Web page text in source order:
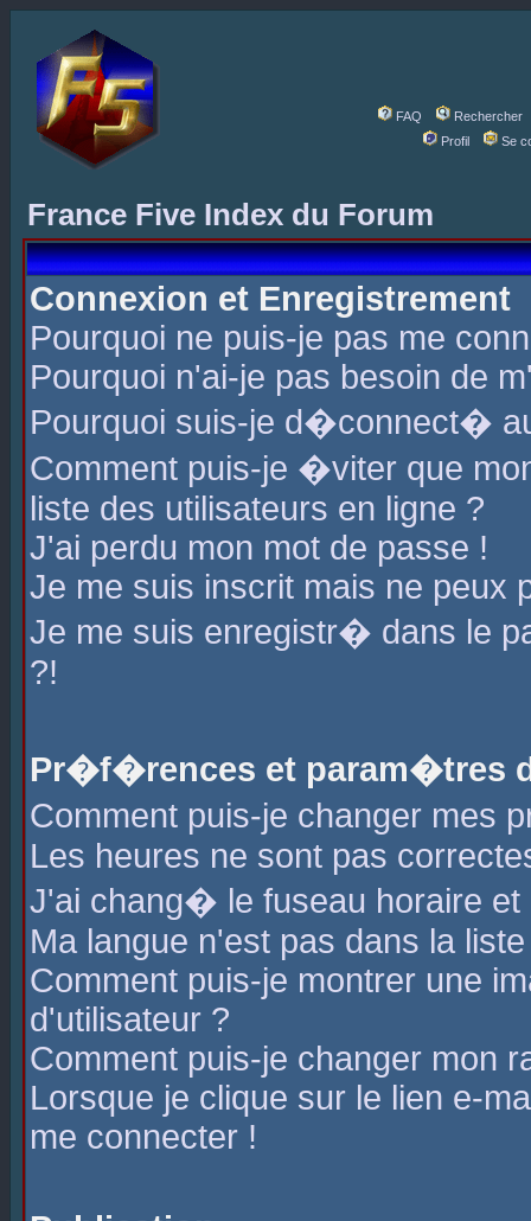
FAQ
Rechercher
Profil
Se
France Five Index du Forum
Connexion et Enregistrement
Pourquoi ne puis-je pas me
Pourquoi n'ai-je pas besoin de
Pourquoi suis-je d�connect�
Comment puis-je �viter que
liste des utilisateurs en ligne ?
J'ai perdu mon mot de passe !
Je me suis inscrit mais ne peux
Je me suis enregistr� dans le
?!
Pr�f�rences et param�tres
Comment puis-je changer mes
Les heures ne sont pas
J'ai chang� le fuseau horaire
Ma langue n'est pas dans la
Comment puis-je montrer une
d'utilisateur ?
Comment puis-je changer mon
Lorsque je clique sur le lien e-
me connecter !